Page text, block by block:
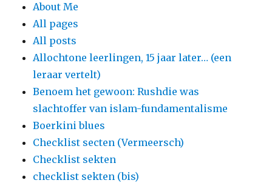
About Me
All pages
All posts
Allochtone leerlingen, 15 jaar later… (een
leraar vertelt)
Benoem het gewoon: Rushdie was
slachtoffer van islam-fundamentalisme
Boerkini blues
Checklist secten (Vermeersch)
Checklist sekten
checklist sekten (bis)